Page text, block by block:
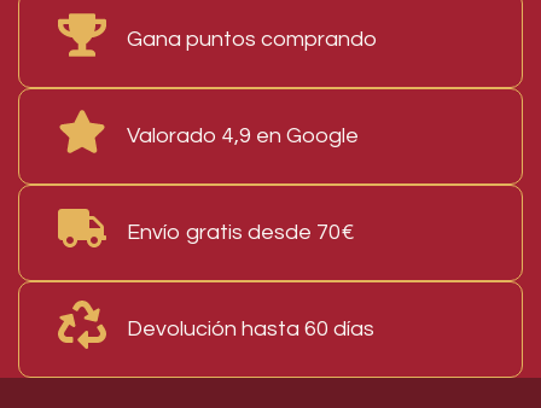
Gana puntos comprando
Valorado 4,9 en Google
Envío gratis desde 70€
Devolución hasta 60 días